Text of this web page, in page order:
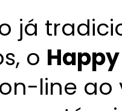
já
o
line ao